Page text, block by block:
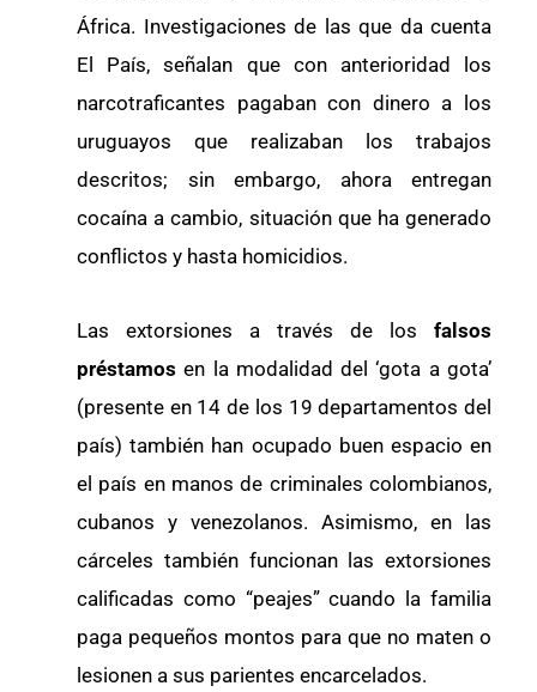
África. Investigaciones de las que da cuenta
El País, señalan que con anterioridad los
narcotraficantes pagaban con dinero a los
uruguayos que realizaban los trabajos
descritos; sin embargo, ahora entregan
cocaína a cambio, situación que ha generado
conflictos y hasta homicidios.
Las extorsiones a través de los falsos
préstamos en la modalidad del ‘gota a gota’
(presente en 14 de los 19 departamentos del
país) también han ocupado buen espacio en
el país en manos de criminales colombianos,
cubanos y venezolanos. Asimismo, en las
cárceles también funcionan las extorsiones
calificadas como “peajes” cuando la familia
paga pequeños montos para que no maten o
lesionen a sus parientes encarcelados.